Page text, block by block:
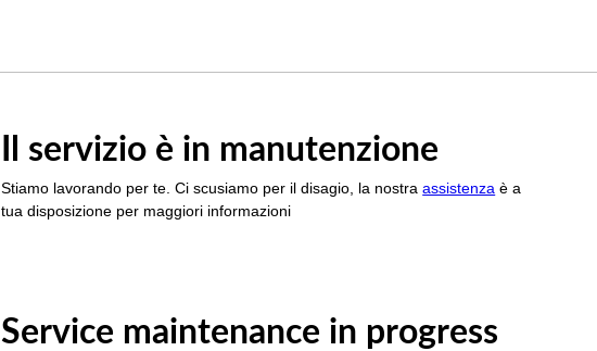
Il servizio è in manutenzione
Stiamo lavorando per te. Ci scusiamo per il disagio, la nostraassistenza è a
tua disposizione per maggiori informazioni
Service maintenance in progress